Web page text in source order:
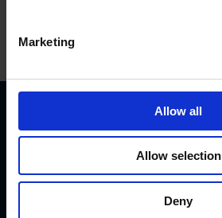
Marketing
Allow all
Allow selection
Deny
Download
Flyer shielding connection